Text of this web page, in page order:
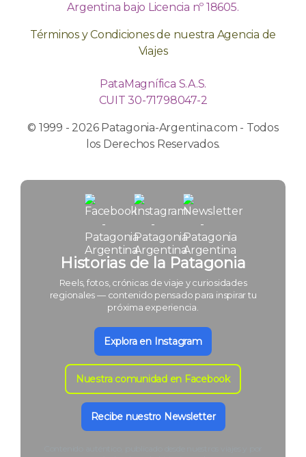
Argentina bajo Licencia nº 18605.
Términos y Condiciones de nuestra Agencia de
Viajes
PataMagnífica S.A.S.
CUIT 30-71798047-2
© 1999 - 2026 Patagonia-Argentina.com - Todos
los Derechos Reservados.
Historias de la Patagonia
Reels, fotos, crónicas de viaje y curiosidades
regionales — contenido pensado para inspirar tu
próxima experiencia.
Explora en Instagram
Nuestra comunidad en Facebook
Recibe nuestro Newsletter